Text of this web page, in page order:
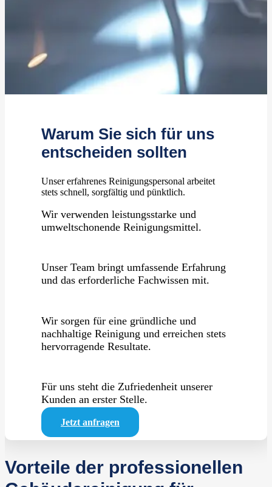
Warum Sie sich für uns
entscheiden sollten
Unser erfahrenes Reinigungspersonal arbeitet
stets schnell, sorgfältig und pünktlich.
Wir verwenden leistungsstarke und
umweltschonende Reinigungsmittel.
Unser Team bringt umfassende Erfahrung
und das erforderliche Fachwissen mit.
Wir sorgen für eine gründliche und
nachhaltige Reinigung und erreichen stets
hervorragende Resultate.
Für uns steht die Zufriedenheit unserer
Kunden an erster Stelle.
Jetzt anfragen
Vorteile der professionellen